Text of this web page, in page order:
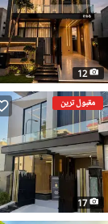
12
مقبول ترین
17